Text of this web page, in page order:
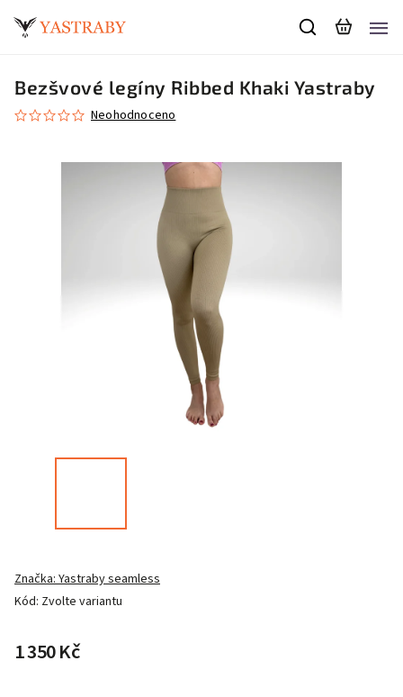
Bezšvové legíny Ribbed Khaki Yastraby
Neohodnoceno
Kód: Zvolte variantu
Značka:Yastraby seamless
1 350 Kč